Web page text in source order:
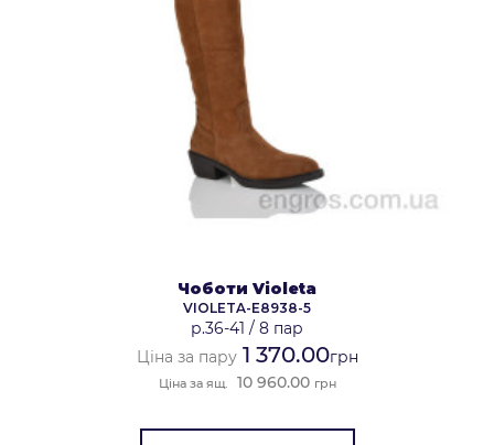
Чоботи Violeta
VIOLETA-E8938-5
р.36-41 / 8 пар
Ціна за пару1 370.00грн
Ціна за ящ. 10 960.00 грн